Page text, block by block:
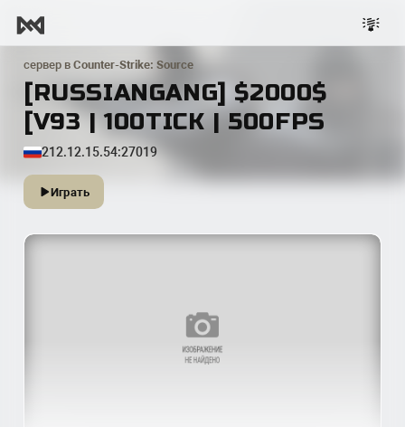
сервер в Counter-Strike: Source
[RUSSIANGANG] $2000$
[V93 | 100TICK | 500FPS
212.12.15.54:27019
Играть